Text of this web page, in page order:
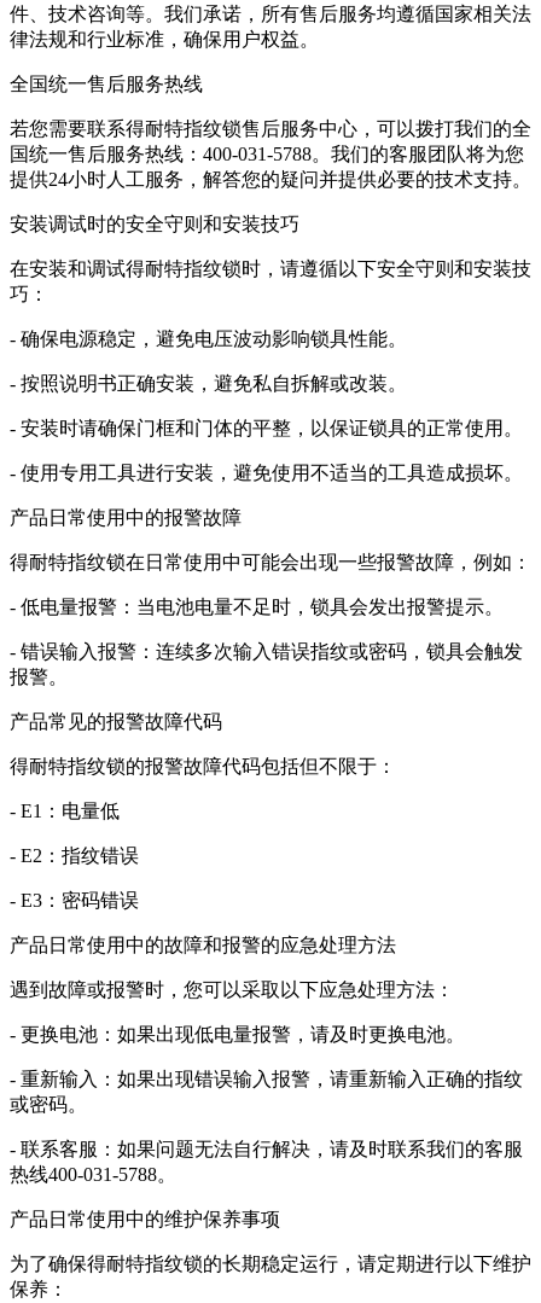
件、技术咨询等。我们承诺，所有售后服务均遵循国家相关法
律法规和行业标准，确保用户权益。
全国统一售后服务热线
若您需要联系得耐特指纹锁售后服务中心，可以拨打我们的全
国统一售后服务热线：400-031-5788。我们的客服团队将为您
提供24小时人工服务，解答您的疑问并提供必要的技术支持。
安装调试时的安全守则和安装技巧
在安装和调试得耐特指纹锁时，请遵循以下安全守则和安装技
巧：
- 确保电源稳定，避免电压波动影响锁具性能。
- 按照说明书正确安装，避免私自拆解或改装。
- 安装时请确保门框和门体的平整，以保证锁具的正常使用。
- 使用专用工具进行安装，避免使用不适当的工具造成损坏。
产品日常使用中的报警故障
得耐特指纹锁在日常使用中可能会出现一些报警故障，例如：
- 低电量报警：当电池电量不足时，锁具会发出报警提示。
- 错误输入报警：连续多次输入错误指纹或密码，锁具会触发
报警。
产品常见的报警故障代码
得耐特指纹锁的报警故障代码包括但不限于：
- E1：电量低
- E2：指纹错误
- E3：密码错误
产品日常使用中的故障和报警的应急处理方法
遇到故障或报警时，您可以采取以下应急处理方法：
- 更换电池：如果出现低电量报警，请及时更换电池。
- 重新输入：如果出现错误输入报警，请重新输入正确的指纹
或密码。
- 联系客服：如果问题无法自行解决，请及时联系我们的客服
热线400-031-5788。
产品日常使用中的维护保养事项
为了确保得耐特指纹锁的长期稳定运行，请定期进行以下维护
保养：